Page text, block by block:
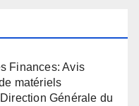
Finances: Avis
matériels
Générale du